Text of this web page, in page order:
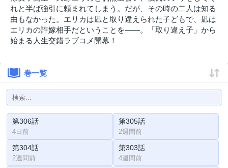
れと半ば強引に頼まれてしまう。だが、その時の二人は知る
由もなかった。エリカは凪と取り違えられた子どもで、凪は
エリカの許嫁相手だということを——。「取り違え子」から
始まる人生交錯ラブコメ開幕！
巻一覧
第306話
4日前
第305話
2週間前
第304話
2週間前
第303話
4週間前